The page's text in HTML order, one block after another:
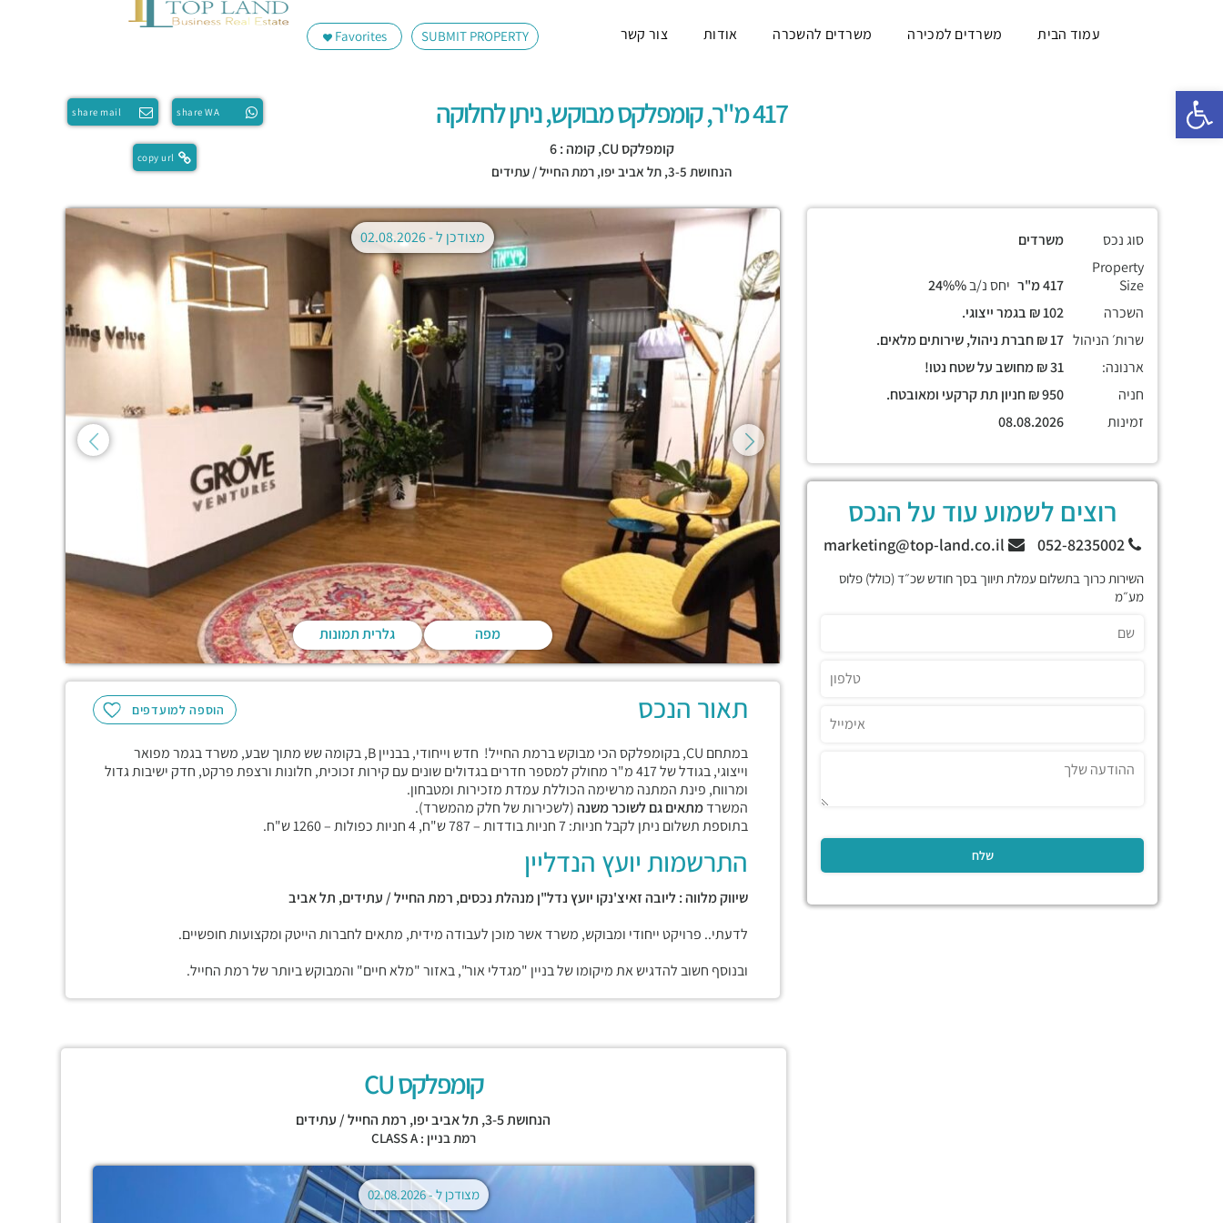
פתח סרגל נגישות
SUBMIT PROPERTY
Favorites עמוד הבית משרדים למכירה משרדים להשכרה אודות צור קשר
share WA
share mail
copy url
417 מ"ר, קומפלקס מבוקש, ניתן לחלוקה
קומפלקס CU, קומה : 6
הנחושת 3-5, תל אביב יפו, רמת החייל / עתידים
מפה גלרית תמונות
מצודכן ל -
הוספה למועדפים תאור הנכס
במתחם CU, בקומפלקס הכי מבוקש ברמת החייל! חדש וייחודי, בבניין B, בקומה שש מתוך שבע, משרד בגמר מפואר
וייצוגי, בגודל של 417 מ"ר מחולק למספר חדרים בגדולים שונים עם קירות זכוכית, חלונות ורצפת פרקט, חדק ישיבות גדול
ומרווח, פינת המתנה מרשימה הכוללת עמדת מזכירות ומטבחון.
המשרדמתאים גם לשוכר משנה(לשכירות של חלק מהמשרד).
בתוספת תשלום ניתן לקבל חניות: 7 חניות בודדות – 787 ש"ח, 4 חניות כפולות – 1260 ש"ח.
התרשמות יועץ הנדליין
שיווק מלווה : ליובה זאיצ'נקו יועץ נדל"ן מנהלת נכסים, רמת החייל / עתידים, תל אביב
לדעתי.. פרויקט ייחודי ומבוקש, משרד אשר מוכן לעבודה מידית, מתאים לחברות הייטק ומקצועות חופשיים.
ובנוסף חשוב להדגיש את מיקומו של בניין "מגדלי אור", באזור "מלא חיים" והמבוקש ביותר של רמת החייל.
סוג נכס
משרדים
Property
Size
יחס נ/ב
השכרה
שרות׳ הניהול
ארנונה:
חניה
זמינות
רוצים לשמוע עוד על הנכס
השירות כרוך בתשלום עמלת תיווך בסך חודש שכ״ד (כולל) פלוס
מע״מ
קומפלקס CU
הנחושת 3-5, תל אביב יפו, רמת החייל / עתידים
רמת בניין : CLASS A
מצודכן ל -02.08.2026